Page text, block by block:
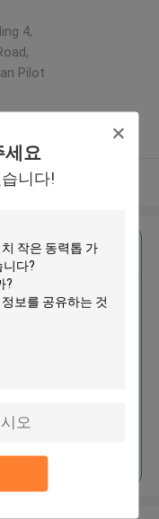
세요
니다!
4,
Pilot
시오
으로
톱 가지치기는 유